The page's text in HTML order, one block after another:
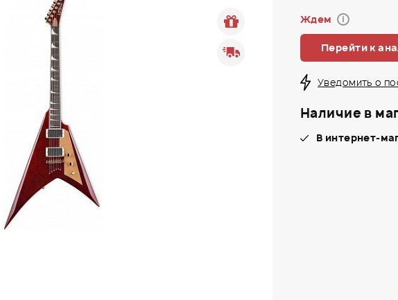
Ждем i
Перейти к
Уведомить о
Наличие в
В интернет-